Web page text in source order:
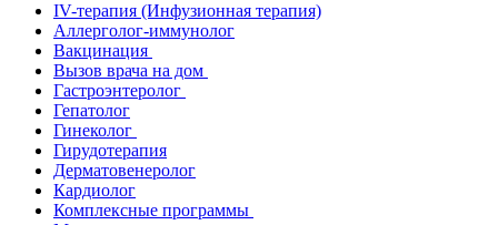
IV-терапия (Инфузионная терапия)
Аллерголог-иммунолог
Вакцинация
Вызов врача на дом
Гастроэнтеролог
Гепатолог
Гинеколог
Гирудотерапия
Дерматовенеролог
Кардиолог
Комплексные программы